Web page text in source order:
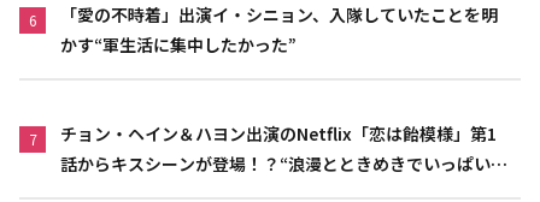
6
「愛の不時着」出演イ・シニョン、入隊していたことを明
かす“軍生活に集中したかった”
7
チョン・ヘイン＆ハヨン出演のNetflix「恋は飴模様」第1
話からキスシーンが登場！？“浪漫とときめきでいっぱいの